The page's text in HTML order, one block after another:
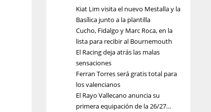
Kiat Lim visita el nuevo Mestalla y la
Basílica junto a la plantilla
Cucho, Fidalgo y Marc Roca, en la
lista para recibir al Bournemouth
El Racing deja atrás las malas
sensaciones
Ferran Torres será gratis total para
los valencianos
El Rayo Vallecano anuncia su
primera equipación de la 26/27…